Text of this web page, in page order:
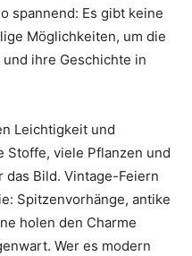
spannend: Es gibt keine
Möglichkeiten, um die
ihre Geschichte in
Leichtigkeit und
Stoffe, viele Pflanzen und
das Bild. Vintage-Feiern
Spitzenvorhänge, antike
holen den Charme
Wer es modern